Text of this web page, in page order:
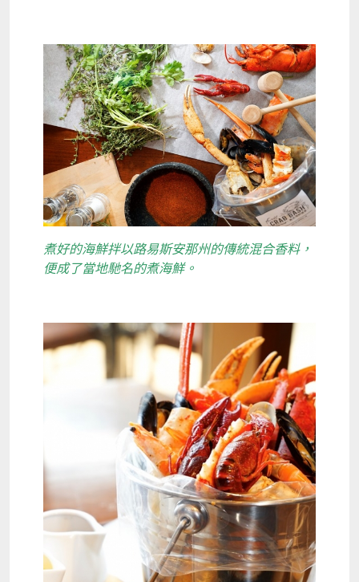
煮好的海鮮拌以路易斯安那州的傳統混合香料，
便成了當地馳名的煮海鮮。